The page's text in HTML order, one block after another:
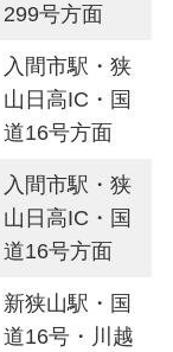
299号方面
入間市駅・狭
山日高IC・国
道16号方面
入間市駅・狭
山日高IC・国
道16号方面
新狭山駅・国
道16号・川越